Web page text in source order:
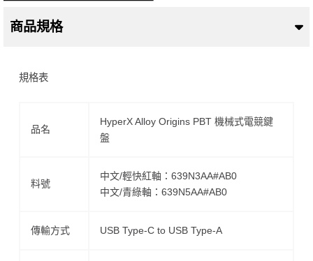
商品規格
規格表
品名
HyperX Alloy Origins PBT 機械式電競鍵
盤
料號
中文/輕快紅軸：639N3AA#AB0
中文/青綠軸：639N5AA#AB0
傳輸方式 USB Type-C to USB Type-A